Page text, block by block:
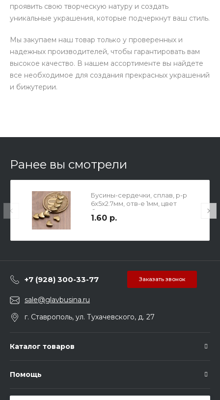
проявить свою творческую натуру и создать
уникальные украшения, которые подчеркнут ваш стиль.
Мы закупаем наш товар только у проверенных и
надежных производителей, чтобы гарантировать вам
высокое качество. В нашем ассортименте вы найдете
все необходимое для создания прекрасных украшений
и бижутерии.
Ранее вы смотрели
Бусины-сердечки, сплав, р-р
6х5х2.7мм, отв-е 1мм, цвет
бронза.
1.60 р.
+7 (928) 300-33-77 Заказать звонок
sale@glavbusina.ru
г. Ставрополь, ул. Тухачевского, д. 27
Каталог товаров
Помощь